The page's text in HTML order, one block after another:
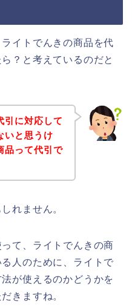
イトでんきの商品を代
？と考えているのだと
引に対応して
いと思うけ
品って代引で
れません。
て、ライトでんきの商
人のために、ライトで
が使えるのかどうかを
きますね。